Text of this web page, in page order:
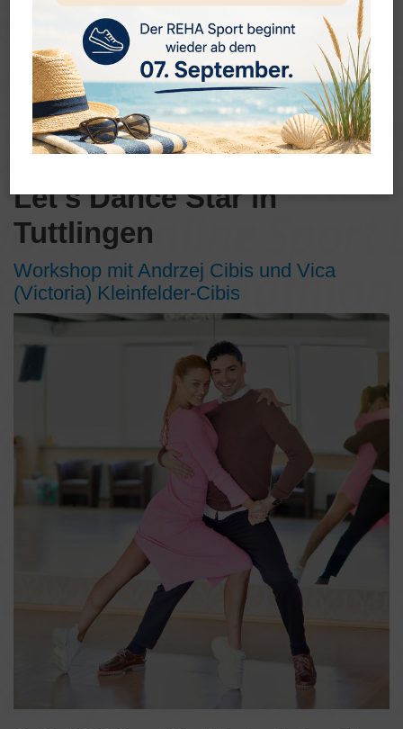
Let's Dance Star in
Tuttlingen
Workshop mit Andrzej Cibis und Vica
(Victoria) Kleinfelder-Cibis